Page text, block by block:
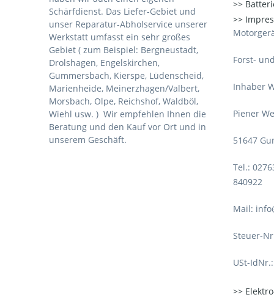
Schärfdienst. Das Liefer-Gebiet und
unser Reparatur-Abholservice unserer
Werkstatt umfasst ein sehr großes
Gebiet ( zum Beispiel: Bergneustadt,
Drolshagen, Engelskirchen,
Gummersbach, Kierspe, Lüdenscheid,
Marienheide, Meinerzhagen/Valbert,
Morsbach, Olpe, Reichshof, Waldböl,
Wiehl usw. ) Wir empfehlen Ihnen die
Beratung und den Kauf vor Ort und in
unserem Geschäft.
Forst-
Inhaber
Piener
51647
Tel.:
840922
Mail:
Steuer-
USt-